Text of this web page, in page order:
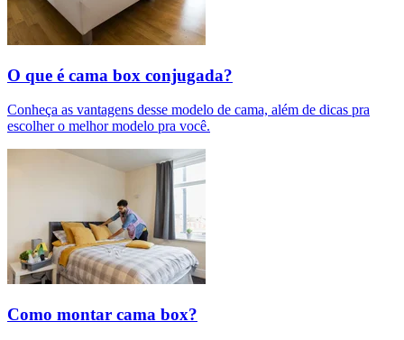
O que é cama box conjugada?
Conheça as vantagens desse modelo de cama, além de dicas pra
escolher o melhor modelo pra você.
Como montar cama box?